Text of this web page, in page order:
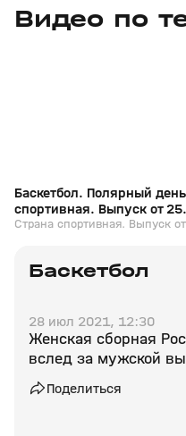
Видео по
25 июн, 16:52
Баскетбол. Полярный
спортивная. Выпуск от
Страна спортивная. Выпуск
Баскетбол
28 июл 2021, 12:30
Женская сборная
вслед за мужской
Поделиться